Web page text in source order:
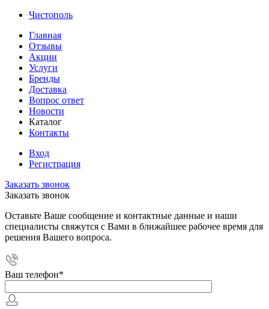
Чистополь
Главная
Отзывы
Акции
Услуги
Бренды
Доставка
Вопрос ответ
Новости
Каталог
Контакты
Вход
Регистрация
Заказать звонок
Заказать звонок
Оставьте Ваше сообщение и контактные данные и наши
специалисты свяжутся с Вами в ближайшее рабочее время для
решения Вашего вопроса.
Ваш телефон*